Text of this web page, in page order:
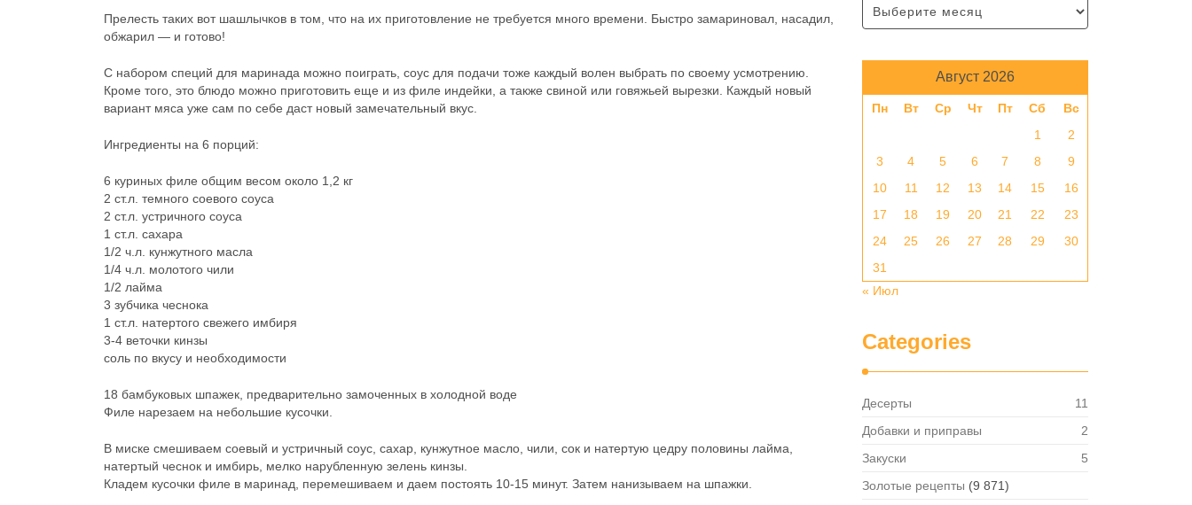
Прелесть таких вот шашлычков в том, что на их приготовление не требуется много времени. Быстро замариновал, насадил,
обжарил — и готово!
С набором специй для маринада можно поиграть, соус для подачи тоже каждый волен выбрать по своему усмотрению.
Кроме того, это блюдо можно приготовить еще и из филе индейки, а также свиной или говяжьей вырезки. Каждый новый
вариант мяса уже сам по себе даст новый замечательный вкус.
Ингредиенты на 6 порций:
6 куриных филе общим весом около 1,2 кг
2 ст.л. темного соевого соуса
2 ст.л. устричного соуса
1 ст.л. сахара
1/2 ч.л. кунжутного масла
1/4 ч.л. молотого чили
1/2 лайма
3 зубчика чеснока
1 ст.л. натертого свежего имбиря
3-4 веточки кинзы
соль по вкусу и необходимости
18 бамбуковых шпажек, предварительно замоченных в холодной воде
Филе нарезаем на небольшие кусочки.
В миске смешиваем соевый и устричный соус, сахар, кунжутное масло, чили, сок и натертую цедру половины лайма,
натертый чеснок и имбирь, мелко нарубленную зелень кинзы.
Кладем кусочки филе в маринад, перемешиваем и даем постоять 10-15 минут. Затем нанизываем на шпажки.
Август 2026
Пн Вт Ср Чт Пт Сб
Вс
1
2
3
4 5 6 7 8
9
10
11 12 13 14 15
16
17
18 19 20 21 22
23
24
25 26 27 28 29
30
31
« Июл
Categories
Десерты
11
Добавки и приправы
2
Закуски
5
Золотые рецепты (9 871)